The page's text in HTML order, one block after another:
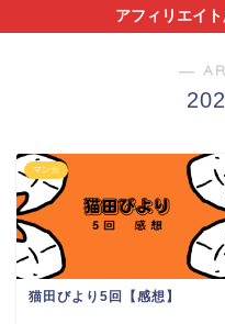
アフィリエイ
―
マンガ
猫田びより5回【感想】